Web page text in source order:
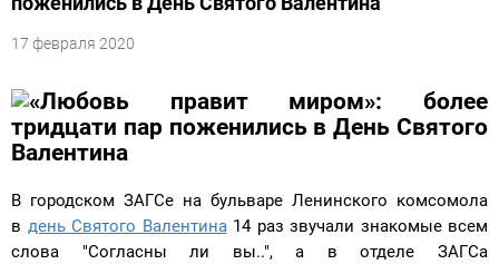
17 февраля 2020
В городском ЗАГСе на бульваре Ленинского комсомола
в день Святого Валентина14 раз звучали знакомые всем
слова "Согласны ли вы..", а в отделе ЗАГСа